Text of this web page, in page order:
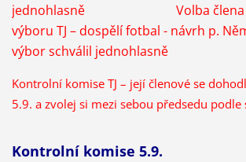
jednohlasně Volba člena
výboru TJ – dospělí fotbal - návrh p.
výbor schválil jednohlasně
Kontrolní komise TJ – její členové se
5.9. a zvolej si mezi sebou předsedu podle
Kontrolní komise 5.9.